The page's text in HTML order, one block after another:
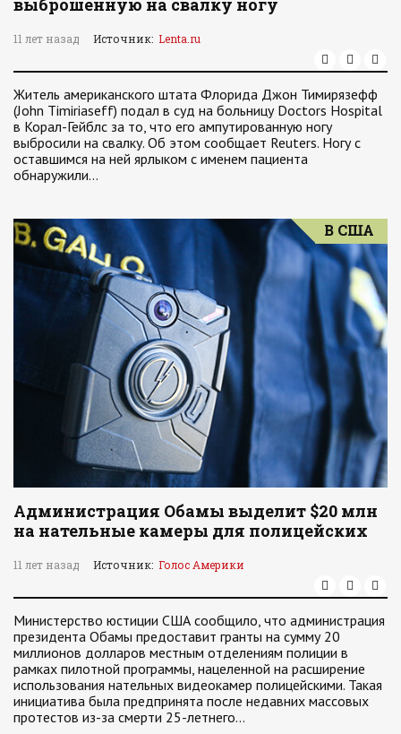
выброшенную на свалку ногу
11 лет назад Источник: Lenta.ru
Житель американского штата Флорида Джон Тимирязефф
(John Timiriaseff) подал в суд на больницу Doctors Hospital
в Корал-Гейблс за то, что его ампутированную ногу
выбросили на свалку. Об этом сообщает Reuters. Ногу с
оставшимся на ней ярлыком с именем пациента
обнаружили…
В США
Администрация Обамы выделит $20 млн
на нательные камеры для полицейских
11 лет назад Источник: Голос Америки
Министерство юстиции США сообщило, что администрация
президента Обамы предоставит гранты на сумму 20
миллионов долларов местным отделениям полиции в
рамках пилотной программы, нацеленной на расширение
использования нательных видеокамер полицейскими. Такая
инициатива была предпринята после недавних массовых
протестов из-за смерти 25-летнего…